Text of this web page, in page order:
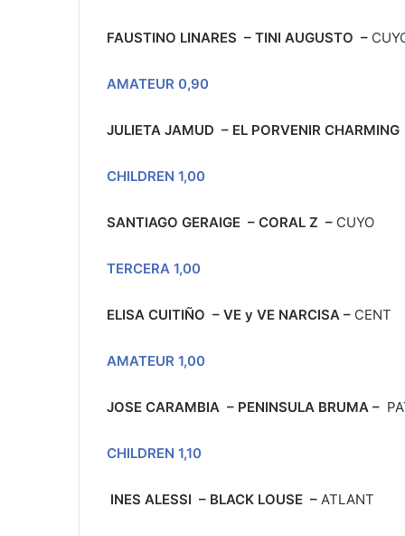
FAUSTINO LINARES – TINI AUGUSTO –
AMATEUR 0,90
JULIETA JAMUD – EL PORVENIR CHARMING
CHILDREN 1,00
SANTIAGO GERAIGE – CORAL Z – CUYO
TERCERA 1,00
ELISA CUITIÑO – VE y VE NARCISA – CENT
AMATEUR 1,00
JOSE CARAMBIA – PENINSULA BRUMA –
CHILDREN 1,10
INES ALESSI – BLACK LOUSE – ATLANT